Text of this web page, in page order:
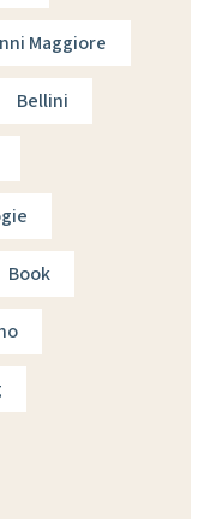
Maggiore
Bellini
Book